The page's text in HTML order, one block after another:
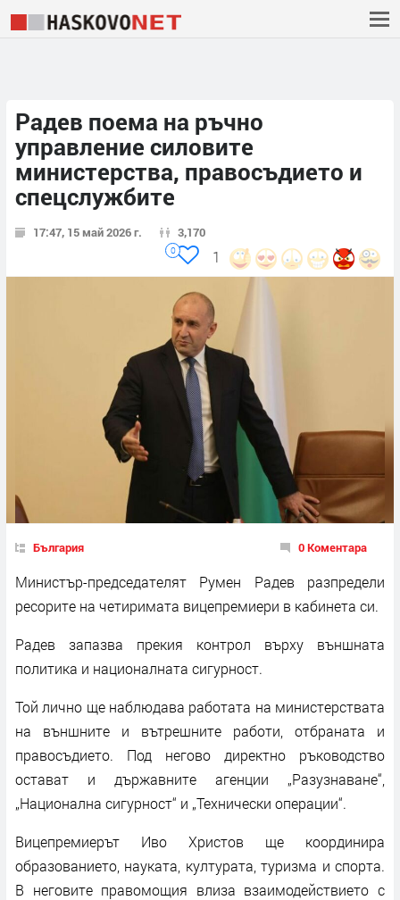
Радев поема на ръчно
управление силовите
министерства, правосъдието и
спецслужбите
17:47, 15 май 2026 г. 3,170
1
0
България 0 Коментара
Министър-председателят Румен Радев разпредели
ресорите на четиримата вицепремиери в кабинета си.
Радев запазва прекия контрол върху външната
политика и националната сигурност.
Той лично ще наблюдава работата на министерствата
на външните и вътрешните работи, отбраната и
правосъдието. Под негово директно ръководство
остават и държавните агенции „Разузнаване“,
„Национална сигурност“ и „Технически операции“.
Вицепремиерът Иво Христов ще координира
образованието, науката, културата, туризма и спорта.
В неговите правомощия влиза взаимодействието с